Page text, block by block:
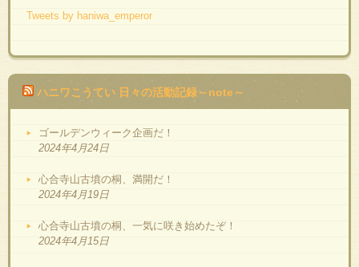
Tweets by haniwa_emperor
ハニワこうてい 日々の活動記録～note～
ゴールデンウィーク企画だ！
2024年4月24日
心合寺山古墳の桐、満開だ！
2024年4月19日
心合寺山古墳の桐、一気に咲き始めたぞ！
2024年4月15日